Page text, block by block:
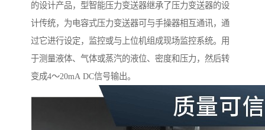
的设计产品，型智能压力变送器继承了压力变送器的设
计传统，为电容式压力变送器可与手操器相互通讯，通
过它进行设定，监控或与上位机组成现场监控系统。用
于测量液体、气体或蒸汽的液位、密度和压力，然后转
变成4～20mA DC信号输出。